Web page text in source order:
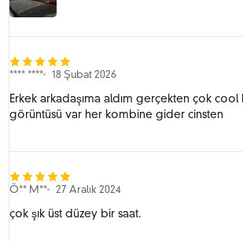
**** **** 18 Şubat 2026
Erkek arkadaşıma aldım gerçekten çok
görüntüsü var her kombine gider cinsten
Ö** M** 27 Aralık 2024
çok şık üst düzey bir saat.